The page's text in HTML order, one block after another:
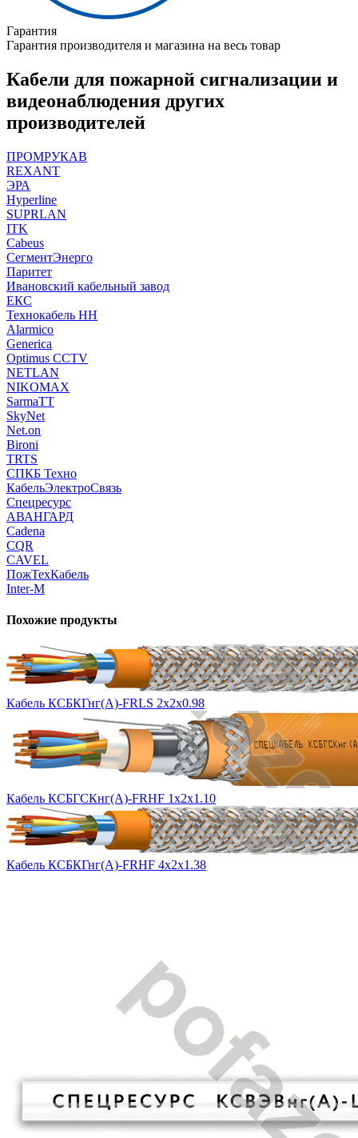
Гарантия
Гарантия производителя и магазина на весь товар
Кабели для пожарной сигнализации и
видеонаблюдения других
производителей
ПРОМРУКАВ
REXANT
ЭРА
Hyperline
SUPRLAN
ITK
Cabeus
СегментЭнерго
Паритет
Ивановский кабельный завод
ЕКС
Технокабель НН
Alarmico
Generica
Optimus CCTV
NETLAN
NIKOMAX
SarmaTT
SkyNet
Net.on
Bironi
TRTS
СПКБ Техно
КабельЭлектроСвязь
Спецресурс
АВАНГАРД
Cadena
CQR
CAVEL
ПожТехКабель
Inter-M
Похожие продукты
Кабель КСБКГнг(А)-FRLS 2х2х0.98
Кабель КСБГСКнг(А)-FRHF 1х2х1.10
Кабель КСБКГнг(А)-FRHF 4х2х1.38